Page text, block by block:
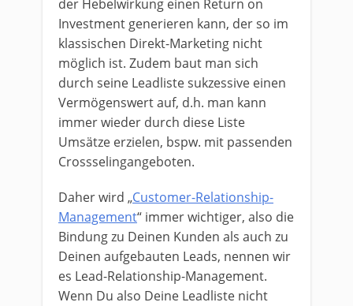
der Hebelwirkung einen Return on
Investment generieren kann, der so im
klassischen Direkt-Marketing nicht
möglich ist. Zudem baut man sich
durch seine Leadliste sukzessive einen
Vermögenswert auf, d.h. man kann
immer wieder durch diese Liste
Umsätze erzielen, bspw. mit passenden
Crossselingangeboten.
Daher wird „Customer-Relationship-
Management“ immer wichtiger, also die
Bindung zu Deinen Kunden als auch zu
Deinen aufgebauten Leads, nennen wir
es Lead-Relationship-Management.
Wenn Du also Deine Leadliste nicht